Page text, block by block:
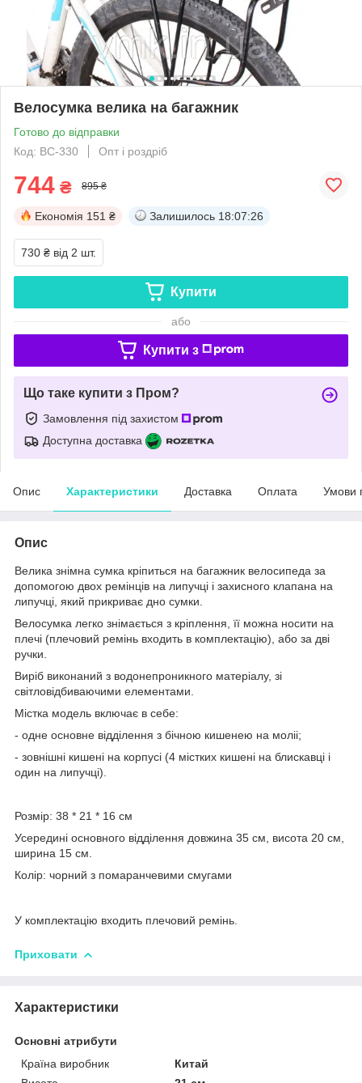
Велосумка велика на багажник
Готово до відправки
Код: ВС-330
Опт і роздріб
744 ₴ 895 ₴
Економія 151 ₴ Залишилось 18:07:25
730 ₴ від 2 шт.
Купити
або
Купити з
Що таке купити з Пром?
Замовлення під захистом
Доступна доставка
Опис Характеристики Доставка Оплата Умови
Опис
Велика знімна сумка кріпиться на багажник велосипеда за
допомогою двох ремінців на липучці і захисного клапана на
липучці, який прикриває дно сумки.
Велосумка легко знімається з кріплення, її можна носити на
плечі (плечовий ремінь входить в комплектацію), або за дві
ручки.
Виріб виконаний з водонепроникного матеріалу, зі
світловідбиваючими елементами.
Містка модель включає в себе:
- одне основне відділення з бічною кишенею на моліі;
- зовнішні кишені на корпусі (4 містких кишені на блискавці і
один на липучці).
Розмір: 38 * 21 * 16 см
Усередині основного відділення довжина 35 см, висота 20 см,
ширина 15 см.
Колір: чорний з помаранчевими смугами
У комплектацію входить плечовий ремінь.
Приховати
Характеристики
Основні атрибути
Країна виробник
Китай